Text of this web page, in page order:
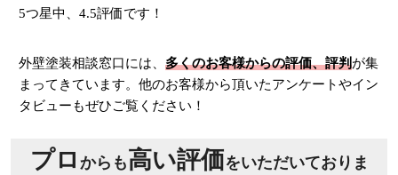
5つ星中、4.5評価です！
外壁塗装相談窓口には、 多くのお客様からの評価、評判が集
まってきています。他のお客様から頂いたアンケートやイン
タビューもぜひご覧ください！
プロ からも高い評価をいただいておりま